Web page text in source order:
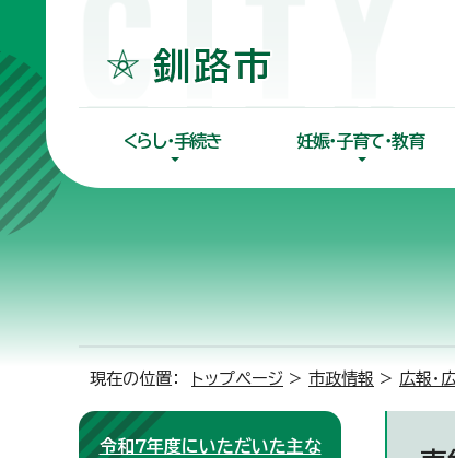
くらし・手続き 妊娠・子育て・教育
現在の位置： トップページ > 市政情報 > 広報・
令和7年度にいただいた主な